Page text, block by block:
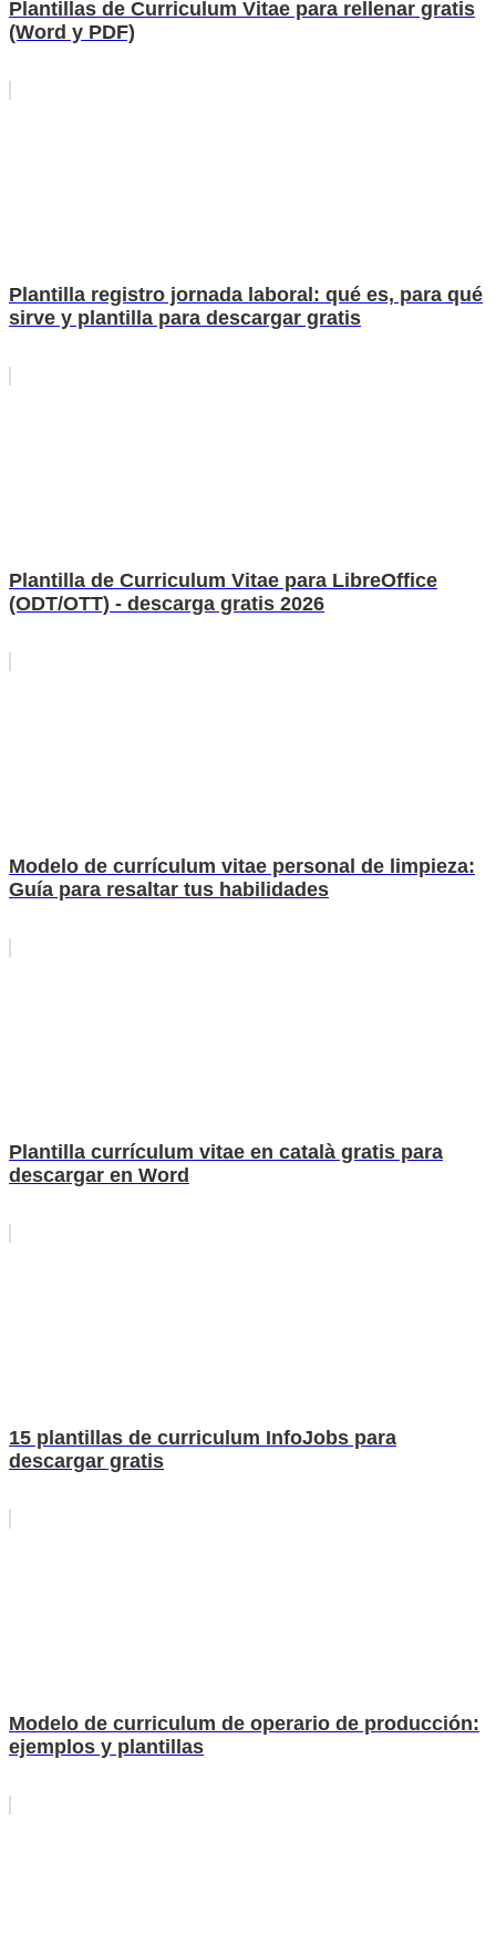
Plantillas de Curriculum Vitae para rellenar gratis
(Word y PDF)
Plantilla registro jornada laboral: qué es, para qué
sirve y plantilla para descargar gratis
Plantilla de Curriculum Vitae para LibreOffice
(ODT/OTT) - descarga gratis 2026
Modelo de currículum vitae personal de limpieza:
Guía para resaltar tus habilidades
Plantilla currículum vitae en català gratis para
descargar en Word
15 plantillas de curriculum InfoJobs para
descargar gratis
Modelo de curriculum de operario de producción:
ejemplos y plantillas